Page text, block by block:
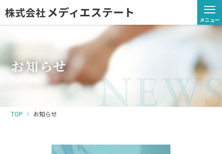
≡
メニュー
お知らせ
TOP お知らせ